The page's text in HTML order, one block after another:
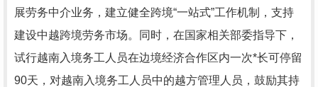
展劳务中介业务，建立健全跨境“一站式”工作机制，支持
建设中越跨境劳务市场。同时，在国家相关部委指导下，
试行越南入境务工人员在边境经济合作区内一次*长可停留
90天，对越南入境务工人员中的越方管理人员，鼓励其持